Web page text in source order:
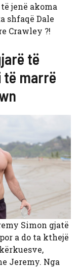
jenë akoma
shfaqë Dale
Crawley ?!
të
të marrë
Simon gjatë
a do ta kthejë
Jeremy. Nga